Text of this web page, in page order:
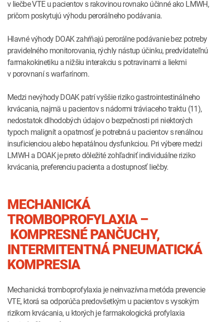
v liečbe VTE u pacientov s rakovinou rovnako účinné ako LMWH,
pričom poskytujú výhodu perorálneho podávania.
Hlavné výhody DOAK zahŕňajú perorálne podávanie bez potreby
pravidelného monitorovania, rýchly nástup účinku, predvídateľnú
farmakokinetiku a nižšiu interakciu s potravinami a liekmi
v porovnaní s warfarínom.
Medzi nevýhody DOAK patrí vyššie riziko gastrointestinálneho
krvácania, najmä u pacientov s nádormi tráviaceho traktu (11),
nedostatok dlhodobých údajov o bezpečnosti pri niektorých
typoch malignít a opatrnosť je potrebná u pacientov s renálnou
insuficienciou alebo hepatálnou dysfunkciou. Pri výbere medzi
LMWH a DOAK je preto dôležité zohľadniť individuálne riziko
krvácania, preferenciu pacienta a dostupnosť liečby.
MECHANICKÁ
TROMBOPROFYLAXIA –
KOMPRESNÉ PANČUCHY,
INTERMITENTNÁ PNEUMATICKÁ
KOMPRESIA
Mechanická tromboprofylaxia je neinvazívna metóda prevencie
VTE, ktorá sa odporúča predovšetkým u pacientov s vysokým
rizikom krvácania, u ktorých je farmakologická profylaxia